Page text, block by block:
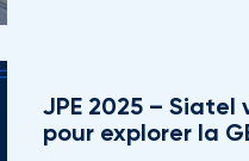
JPE 2025 – Siatel
pour explorer la